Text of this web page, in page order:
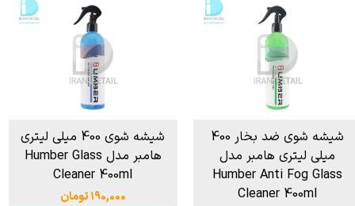
شیشه شوی ضد بخار 400
میلی لیتری هامبر مدل
Humber Anti Fog Glass
Cleaner 400ml
شیشه شوی 400 میلی لیتری
هامبر مدل Humber Glass
Cleaner 400ml
۱۹۰,۰۰۰ تومان